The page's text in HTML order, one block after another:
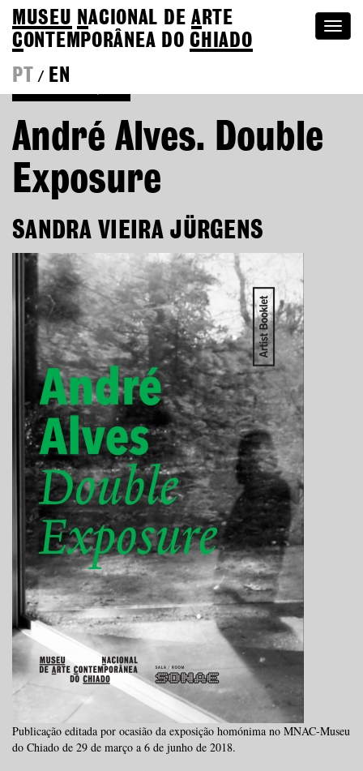
MUSEU NACIONAL DEA RTE
CONTEMPORÂNEA DOCHIADO
PT
/ EN
André Alves. Double
Exposure
SANDRA VIEIRA JÜRGENS
Publicação editada por ocasião da exposição homónima no MNAC-Museu
do Chiado de 29 de março a 6 de junho de 2018.